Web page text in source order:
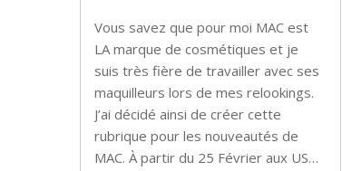
Vous savez que pour moi MAC est
LA marque de cosmétiques et je
suis très fière de travailler avec ses
maquilleurs lors de mes relookings.
J’ai décidé ainsi de créer cette
rubrique pour les nouveautés de
MAC. À partir du 25 Février aux US…